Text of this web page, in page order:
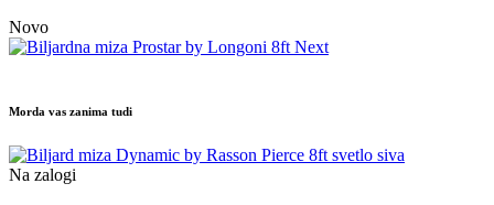
Novo
Morda vas zanima tudi
Na zalogi